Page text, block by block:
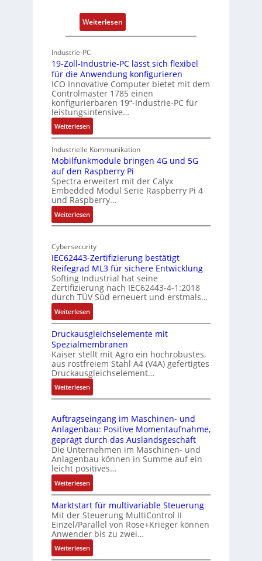
r
c
t
e
k
t
u
Weiterlesen:
P
s
i
c
a
I
a
n
d
g
e
Industrie-PC
19-Zoll-Industrie-PC lässt sich flexibel
für die Anwendung konfigurieren
ICO Innovative Computer bietet mit dem
Controlmaster 1785 einen
konfigurierbaren 19“-Industrie-PC für
leistungsintensive…
Weiterlesen:
1
9
-
Z
o
l
l
-
I
d
u
t
r
i
e
-
P
C
l
ä
s
s
s
i
c
h
f
l
e
x
i
b
e
l
f
ü
Industrielle Kommunikation
Mobilfunkmodule bringen 4G und 5G
auf den Raspberry Pi
Spectra erweitert mit der Calyx
Embedded Modul Serie Raspberry Pi 4
und Raspberry…
Weiterlesen:
M
b
i
f
u
n
k
m
o
d
u
l
e
b
r
i
n
e
n
4
G
u
n
d
5
G
a
u
Cybersecurity
IEC62443-Zertifizierung bestätigt
Reifegrad ML3 für sichere Entwicklung
Softing Industrial hat seine
Zertifizierung nach IEC62443-4-1:2018
durch TÜV Süd erneuert und erstmals…
Weiterlesen:
I
E
C
6
2
4
4
3
Z
e
r
t
i
i
e
r
n
Druckausgleichselemente mit
Spezialmembranen
Kaiser stellt mit Agro ein hochrobustes,
aus rostfreiem Stahl A4 (V4A) gefertigtes
Druckausgleichselement…
Weiterlesen:
D
u
c
k
a
u
s
g
l
e
i
c
h
s
Auftragseingang im Maschinen- und
Anlagenbau: Positive Momentaufnahme,
geprägt durch das Auslandsgeschäft
Die Unternehmen im Maschinen- und
Anlagenbau können in Summe auf ein
leicht positives…
Weiterlesen:
A
u
f
t
r
a
Marktstart für multivariable Steuerung
Mit der Steuerung MultiControl II
Einzel/Parallel von Rose+Krieger können
Anwender bis zu zwei…
Weiterlesen:
M